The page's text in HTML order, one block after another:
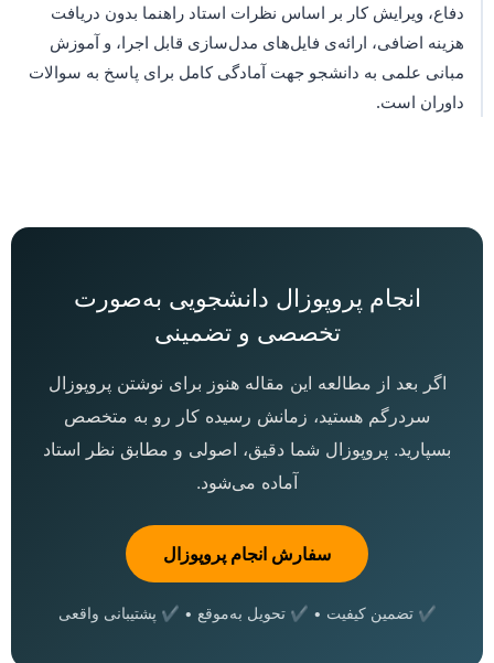
دفاع، ویرایش کار بر اساس نظرات استاد راهنما بدون دریافت
هزینه اضافی، ارائه‌ی فایل‌های مدل‌سازی قابل اجرا، و آموزش
مبانی علمی به دانشجو جهت آمادگی کامل برای پاسخ به سوالات
داوران است.
انجام پروپوزال دانشجویی به‌صورت
تخصصی و تضمینی
اگر بعد از مطالعه این مقاله هنوز برای نوشتن پروپوزال
سردرگم هستید، زمانش رسیده کار رو به متخصص
بسپارید. پروپوزال شما دقیق، اصولی و مطابق نظر استاد
آماده می‌شود.
سفارش انجام پروپوزال
✔ تضمین کیفیت • ✔ تحویل به‌موقع • ✔ پشتیبانی واقعی